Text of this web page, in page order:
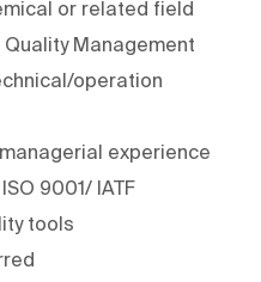
or related field
Quality Management
operation
experience
9001/ IATF
tools